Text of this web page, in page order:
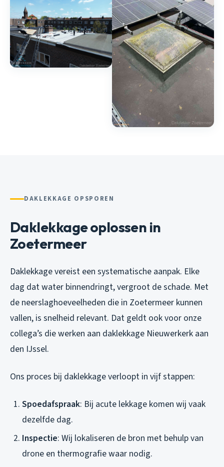
DAKLEKKAGE OPSPOREN
Daklekkage oplossen in
Zoetermeer
Daklekkage vereist een systematische aanpak. Elke
dag dat water binnendringt, vergroot de schade. Met
de neerslaghoeveelheden die in Zoetermeer kunnen
vallen, is snelheid relevant. Dat geldt ook voor onze
collega’s die werken aan daklekkage Nieuwerkerk aan
den IJssel.
Ons proces bij daklekkage verloopt in vijf stappen:
Spoedafspraak: Bij acute lekkage komen wij vaak
dezelfde dag.
Inspectie: Wij lokaliseren de bron met behulp van
drone en thermografie waar nodig.